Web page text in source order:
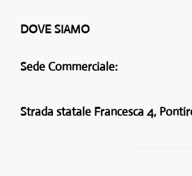
DOVE SIAMO
Sede Commerciale:
Strada statale Francesca 4,